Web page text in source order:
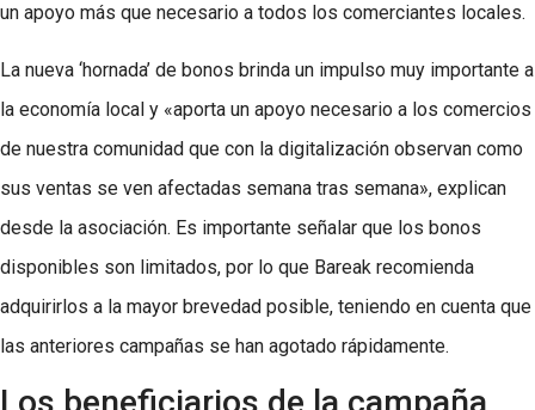
un apoyo más que necesario a todos los comerciantes locales.
La nueva ‘hornada’ de bonos brinda un impulso muy importante a
la economía local y «aporta un apoyo necesario a los comercios
de nuestra comunidad que con la digitalización observan como
sus ventas se ven afectadas semana tras semana», explican
desde la asociación. Es importante señalar que los bonos
disponibles son limitados, por lo que Bareak recomienda
adquirirlos a la mayor brevedad posible, teniendo en cuenta que
las anteriores campañas se han agotado rápidamente.